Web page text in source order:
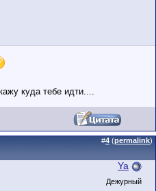
куда тебе идти....
#4 (permalink)
Ya
Дежурный